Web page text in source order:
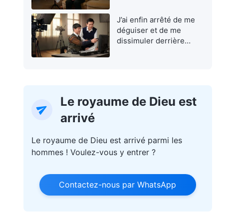
J’ai enfin arrêté de me
déguiser et de me
dissimuler derrière
Le royaume de Dieu est
arrivé
Le royaume de Dieu est arrivé parmi les
hommes ! Voulez-vous y entrer ?
Contactez-nous par WhatsApp